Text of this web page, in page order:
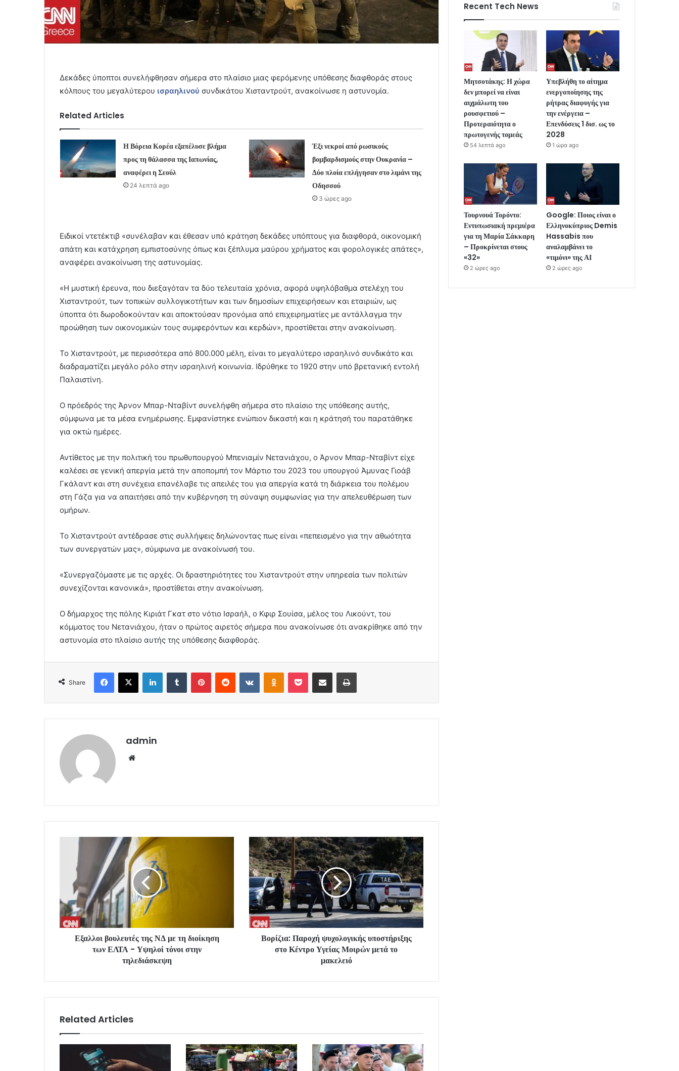
Δεκάδες ύποπτοι συνελήφθησαν σήμερα στο πλαίσιο μιας φερόμενης υπόθεσης διαφθοράς στους
κόλπους του μεγαλύτερου ισραηλινού συνδικάτου Χισταντρούτ, ανακοίνωσε η αστυνομία.
Related Articles
Η Βόρεια Κορέα εξαπέλυσε βλήμα
προς τη θάλασσα της Ιαπωνίας,
αναφέρει η Σεούλ
24 λεπτά ago
Έξι νεκροί από ρωσικούς
βομβαρδισμούς στην Ουκρανία –
Δύο πλοία επλήγησαν στο λιμάνι της
Οδησσού
3 ώρες ago
Ειδικοί ντετέκτιβ «συνέλαβαν και έθεσαν υπό κράτηση δεκάδες υπόπτους για διαφθορά, οικονομική
απάτη και κατάχρηση εμπιστοσύνης όπως και ξέπλυμα μαύρου χρήματος και φορολογικές απάτες»,
αναφέρει ανακοίνωση της αστυνομίας.
«Η μυστική έρευνα, που διεξαγόταν τα δύο τελευταία χρόνια, αφορά υψηλόβαθμα στελέχη του
Χισταντρούτ, των τοπικών συλλογικοτήτων και των δημοσίων επιχειρήσεων και εταιριών, ως
ύποπτα ότι δωροδοκούνταν και αποκτούσαν προνόμια από επιχειρηματίες με αντάλλαγμα την
προώθηση των οικονομικών τους συμφερόντων και κερδών», προστίθεται στην ανακοίνωση.
Το Χισταντρούτ, με περισσότερα από 800.000 μέλη, είναι το μεγαλύτερο ισραηλινό συνδικάτο και
διαδραματίζει μεγάλο ρόλο στην ισραηλινή κοινωνία. Ιδρύθηκε το 1920 στην υπό βρετανική εντολή
Παλαιστίνη.
Ο πρόεδρός της Άρνον Μπαρ-Νταβίντ συνελήφθη σήμερα στο πλαίσιο της υπόθεσης αυτής,
σύμφωνα με τα μέσα ενημέρωσης. Εμφανίστηκε ενώπιον δικαστή και η κράτησή του παρατάθηκε
για οκτώ ημέρες.
Αντίθετος με την πολιτική του πρωθυπουργού Μπενιαμίν Νετανιάχου, ο Άρνον Μπαρ-Νταβίντ είχε
καλέσει σε γενική απεργία μετά την αποπομπή τον Μάρτιο του 2023 του υπουργού Άμυνας Γιοάβ
Γκάλαντ και στη συνέχεια επανέλαβε τις απειλές του για απεργία κατά τη διάρκεια του πολέμου
στη Γάζα για να απαιτήσει από την κυβέρνηση τη σύναψη συμφωνίας για την απελευθέρωση των
ομήρων.
Το Χισταντρούτ αντέδρασε στις συλλήψεις δηλώνοντας πως είναι «πεπεισμένο για την αθωότητα
των συνεργατών μας», σύμφωνα με ανακοίνωσή του.
«Συνεργαζόμαστε με τις αρχές. Οι δραστηριότητες του Χισταντρούτ στην υπηρεσία των πολιτών
συνεχίζονται κανονικά», προστίθεται στην ανακοίνωση.
Ο δήμαρχος της πόλης Κιριάτ Γκατ στο νότιο Ισραήλ, ο Κφιρ Σουίσα, μέλος του Λικούντ, του
κόμματος του Νετανιάχου, ήταν ο πρώτος αιρετός σήμερα που ανακοίνωσε ότι ανακρίθηκε από την
αστυνομία στο πλαίσιο αυτής της υπόθεσης διαφθοράς.
Share
Facebook
X LinkedInTumblr PinterestReddit VKontakteOdnoklassniki
Pocket Share via Email Print
admin
Εξαλλοι βουλευτές της ΝΔ με τη διοίκηση
των ΕΛΤΑ - Υψηλοί τόνοι στην
τηλεδιάσκεψη
Βορίζια: Παροχή ψυχολογικής υποστήριξης
στο Κέντρο Υγείας Μοιρών μετά το
μακελειό
Related Articles
Recent Tech News
Μητσοτάκης: Η χώρα
δεν μπορεί να είναι
αιχμάλωτη του
ρουσφετιού –
Προτεραιότητα ο
πρωτογενής τομεάς
54 λεπτά ago
Υπεβλήθη το αίτημα
ενεργοποίησης της
ρήτρας διαφυγής για
την ενέργεια –
Επενδύσεις 1 δισ. ως το
2028
1 ώρα ago
Τουρνουά Τορόντο:
Εντυπωσιακή πρεμιέρα
για τη Μαρία Σάκκαρη
– Προκρίνεται στους
«32»
2 ώρες ago
Google: Ποιος είναι ο
Ελληνοκύπριος Demis
Hassabis που
αναλαμβάνει το
«τιμόνι» της ΑΙ
2 ώρες ago